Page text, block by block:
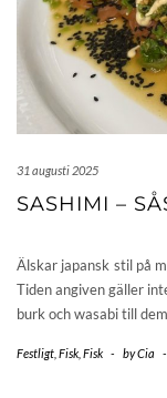
31 augusti 2025
SASHIMI –
Älskar japansk stil på
Tiden angiven gäller
burk och wasabi till
Festligt Fisk Fisk - byCia -